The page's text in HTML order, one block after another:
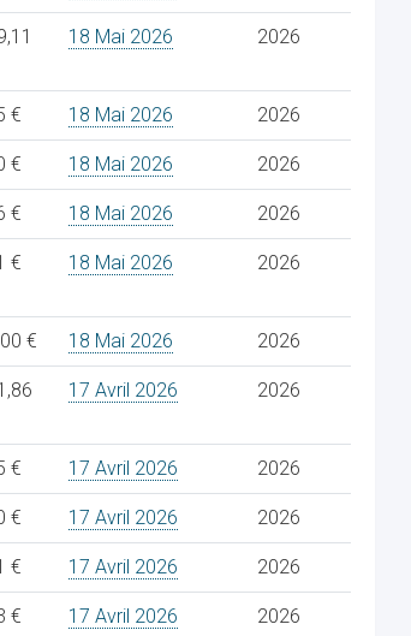
18 Mai 2026 2026
€ 18 Mai 2026 2026
€ 18 Mai 2026 2026
€ 18 Mai 2026 2026
€ 18 Mai 2026 2026
€ 18 Mai 2026 2026
17 Avril 2026 2026
€ 17 Avril 2026 2026
€ 17 Avril 2026 2026
€ 17 Avril 2026 2026
€ 17 Avril 2026 2026